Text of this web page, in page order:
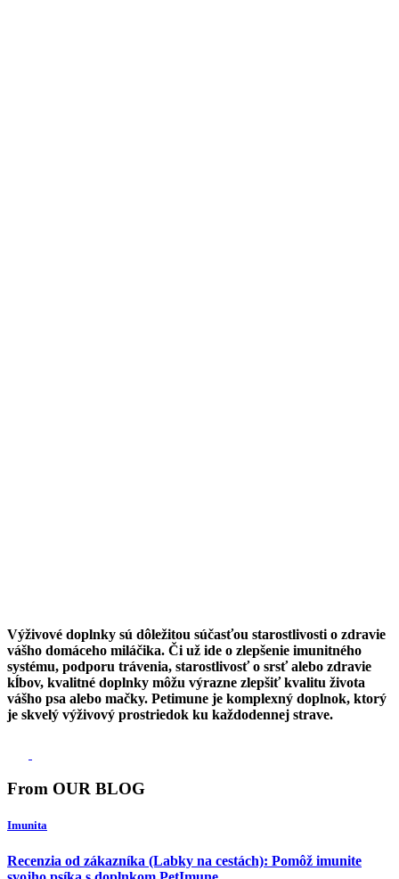
Výživové doplnky sú dôležitou súčasťou starostlivosti o zdravie
vášho domáceho miláčika. Či už ide o zlepšenie imunitného
systému, podporu trávenia, starostlivosť o srsť alebo zdravie
kĺbov, kvalitné doplnky môžu výrazne zlepšiť kvalitu života
vášho psa alebo mačky. Petimune je komplexný doplnok, ktorý
je skvelý výživový prostriedok ku každodennej strave.
From OUR BLOG
Imunita
Recenzia od zákazníka (Labky na cestách): Pomôž imunite